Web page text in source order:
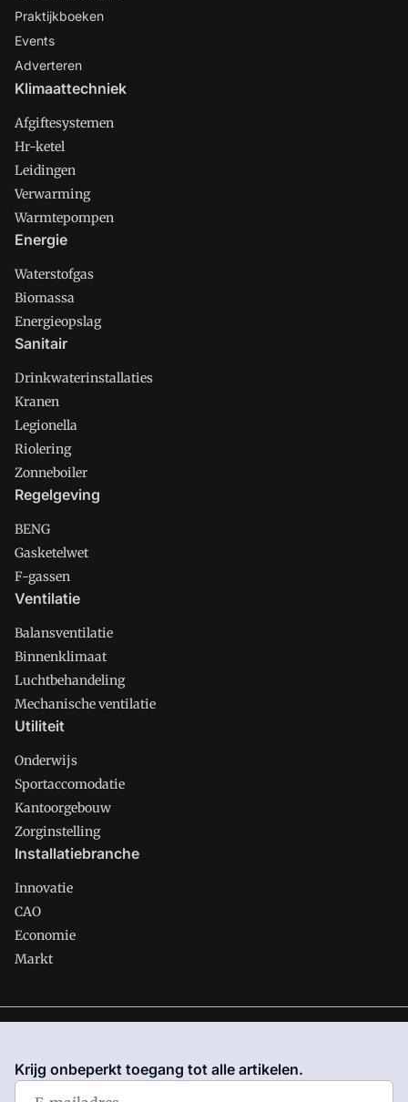
Praktijkboeken
Events
Adverteren
Klimaattechniek
Afgiftesystemen
Hr-ketel
Leidingen
Verwarming
Warmtepompen
Energie
Waterstofgas
Biomassa
Energieopslag
Sanitair
Drinkwaterinstallaties
Kranen
Legionella
Riolering
Zonneboiler
Regelgeving
BENG
Gasketelwet
F-gassen
Ventilatie
Balansventilatie
Binnenklimaat
Luchtbehandeling
Mechanische ventilatie
Utiliteit
Onderwijs
Sportaccomodatie
Kantoorgebouw
Zorginstelling
Installatiebranche
Innovatie
CAO
Economie
Markt
waar VMN media voor staat. Op gebruik van deze site zijn de
volgende regelingen van toepassing:Algemene Voorwaarden
Krijg onbeperkt toegang tot alle artikelen.